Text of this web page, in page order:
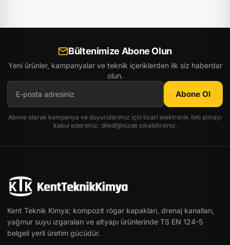
Bültenimize Abone Olun
Yeni ürünler, kampanyalar ve teknik içeriklerden ilk siz haberdar
olun.
Abone Ol
Abone olarak kampanya ve duyurularımız için ticari elektronik ileti almayı
kabul edersiniz; dilediğinizde çıkabilirsiniz.
Kent Teknik Kimya; kompozit rögar kapakları, drenaj kanalları,
yağmur suyu ızgaraları ve altyapı ürünlerinde TS EN 124-5
belgeli yerli üretim gücüdür.